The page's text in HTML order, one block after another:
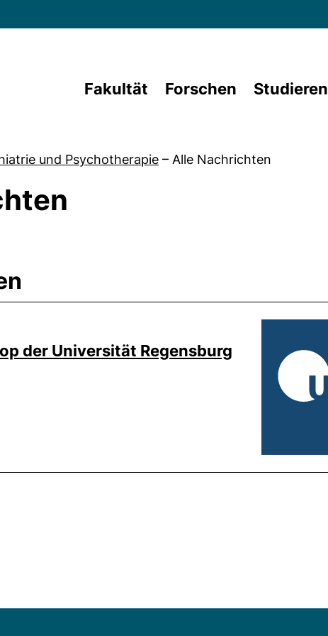
Fakultät Forschen Studieren
und Psychotherapie – Alle Nachrichten
der Universität Regensburg